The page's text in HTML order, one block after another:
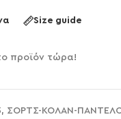
Size guide
προϊόν τώρα!
, ΣΟΡΤΣ-ΚΟΛΑΝ-